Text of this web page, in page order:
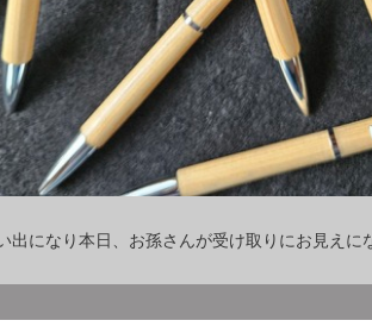
出になり本日、お孫さんが受け取りにお見えに